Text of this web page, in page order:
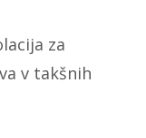
za
v takšnih